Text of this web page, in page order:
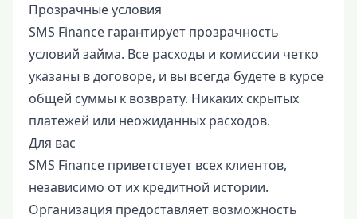
Прозрачные условия
SMS Finance гарантирует прозрачность
условий займа. Все расходы и комиссии четко
указаны в договоре, и вы всегда будете в курсе
общей суммы к возврату. Никаких скрытых
платежей или неожиданных расходов.
Для вас
SMS Finance приветствует всех клиентов,
независимо от их кредитной истории.
Организация предоставляет возможность